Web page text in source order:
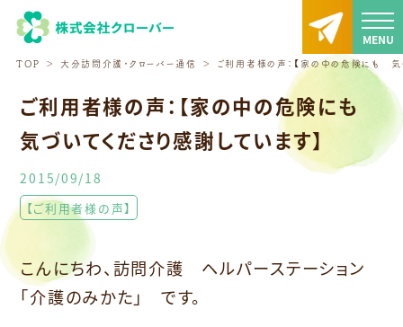
TOP 大分訪問介護・クローバー通信 ご利用者様の声：【家の中の危険にも 気
ご利用者様の声：【家の中の危険にも
気づいてくださり感謝しています】
2015/09/18
【ご利用者様の声】
こんにちわ、訪問介護 ヘルパーステーション
「介護のみかた」 です。